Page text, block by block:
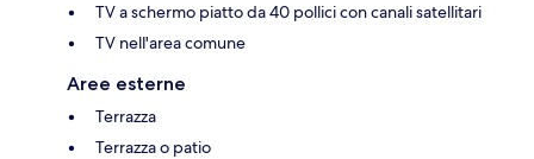
TV a schermo piatto da 40 pollici con canali satellitari
TV nell'area comune
Aree esterne
Terrazza
Terrazza o patio